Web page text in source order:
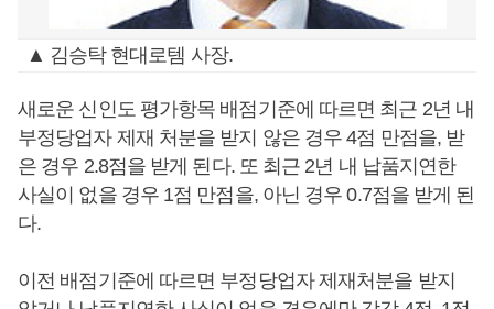
▲ 김승탁 현대로템 사장.
새로운 신인도 평가항목 배점기준에 따르면 최근 2년 내
부정당업자 제재 처분을 받지 않은 경우 4점 만점을, 받
은 경우 2.8점을 받게 된다. 또 최근 2년 내 납품지연한
사실이 없을 경우 1점 만점을, 아닌 경우 0.7점을 받게 된
다.
이전 배점기준에 따르면 부정당업자 제재처분을 받지